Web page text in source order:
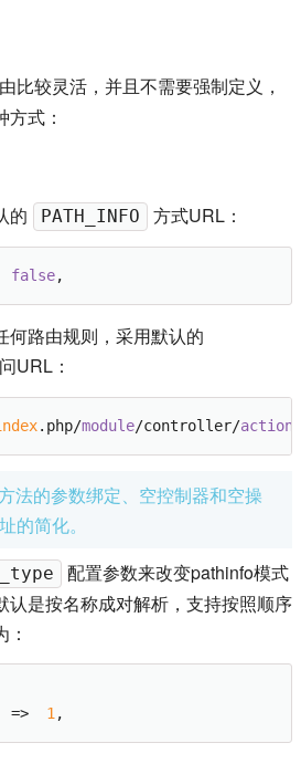
比较灵活，并且不需要强制定义，
式：
的 PATH_INFO 方式URL：
false
何路由规则，采用默认的
URL：
.php/module/controller/action
法的参数绑定、空控制器和空操
的简化。
配置参数来改变pathinfo模式
认是按名称成对解析，支持按照顺序
=>
1